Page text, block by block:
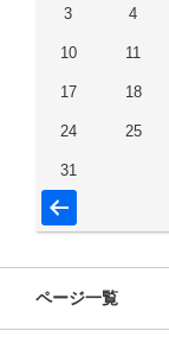
3 4
10 11
17 18
24 25
31
« 6月
ページ一覧